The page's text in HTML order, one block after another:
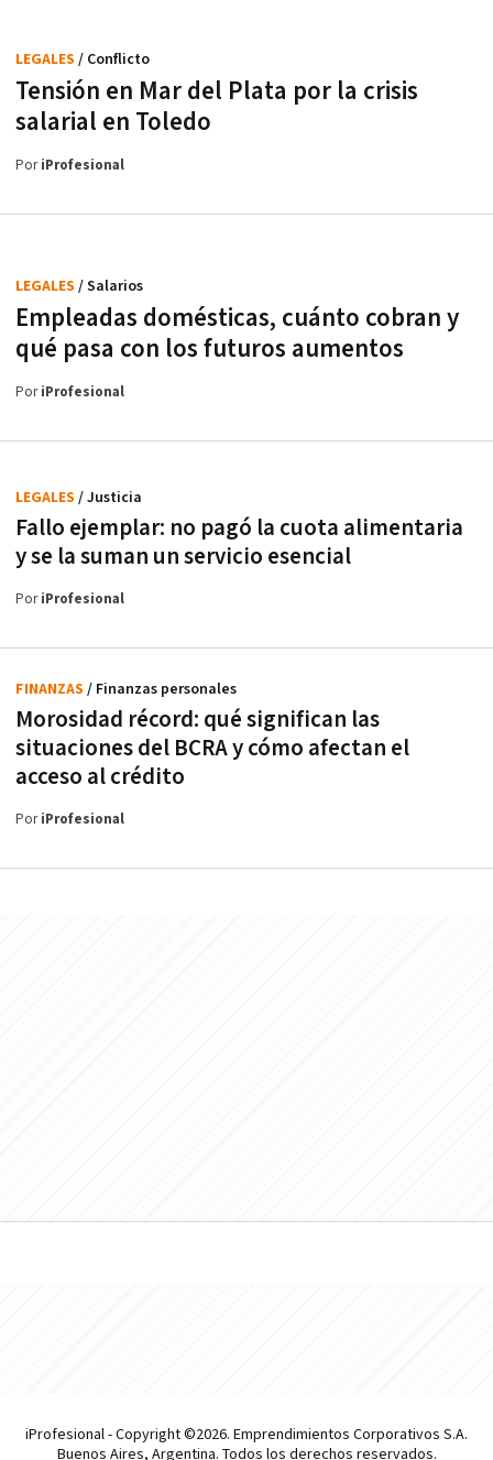
Tensión en Mar del Plata por la crisis
salarial en Toledo
LEGALES / Conflicto
PoriProfesional
Empleadas domésticas, cuánto cobran y
qué pasa con los futuros aumentos
LEGALES / Salarios
PoriProfesional
Fallo ejemplar: no pagó la cuota alimentaria
y se la suman un servicio esencial
LEGALES / Justicia
PoriProfesional
Morosidad récord: qué significan las
situaciones del BCRA y cómo afectan el
acceso al crédito
FINANZAS / Finanzas personales
PoriProfesional
iProfesional - Copyright ©2026. Emprendimientos Corporativos S.A.
Buenos Aires, Argentina. Todos los derechos reservados.